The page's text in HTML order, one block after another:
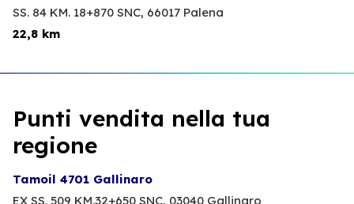
SS. 84 KM. 18+870 SNC, 66017 Palena
22,8 km
Punti vendita nella tua
regione
Tamoil 4701 Gallinaro
EX SS. 509 KM.32+650 SNC, 03040 Gallinaro